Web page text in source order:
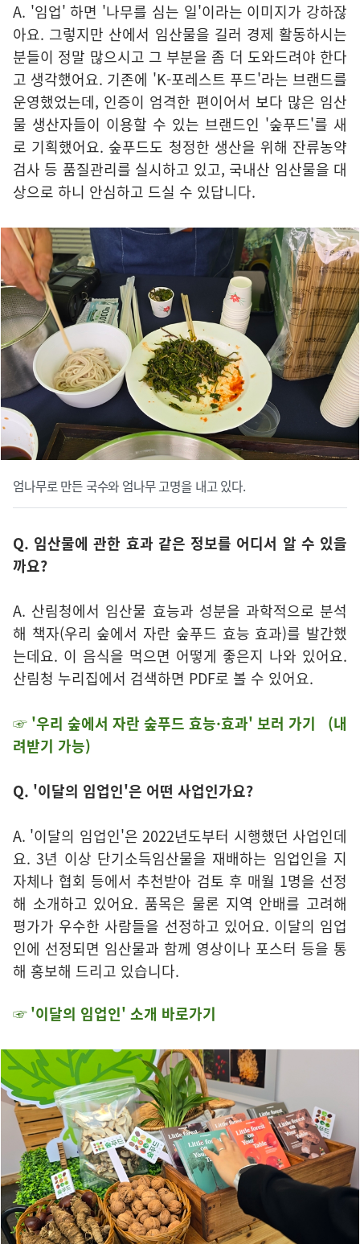
A. '임업' 하면 '나무를 심는 일'이라는 이미지가 강하잖
아요. 그렇지만 산에서 임산물을 길러 경제 활동하시는
분들이 정말 많으시고 그 부분을 좀 더 도와드려야 한다
고 생각했어요. 기존에 'K-포레스트 푸드'라는 브랜드를
운영했었는데, 인증이 엄격한 편이어서 보다 많은 임산
물 생산자들이 이용할 수 있는 브랜드인 '숲푸드'를 새
로 기획했어요. 숲푸드도 청정한 생산을 위해 잔류농약
검사 등 품질관리를 실시하고 있고, 국내산 임산물을 대
상으로 하니 안심하고 드실 수 있답니다.
엄나무로 만든 국수와 엄나무 고명을 내고 있다.
Q. 임산물에 관한 효과 같은 정보를 어디서 알 수 있을
까요?
A. 산림청에서 임산물 효능과 성분을 과학적으로 분석
해 책자(우리 숲에서 자란 숲푸드 효능 효과)를 발간했
는데요. 이 음식을 먹으면 어떻게 좋은지 나와 있어요.
산림청 누리집에서 검색하면 PDF로 볼 수 있어요.
☞ '우리 숲에서 자란 숲푸드 효능·효과' 보러 가기
(내
려받기 가능)
Q. '이달의 임업인'은 어떤 사업인가요?
A. '이달의 임업인'은 2022년도부터 시행했던 사업인데
요. 3년 이상 단기소득임산물을 재배하는 임업인을 지
자체나 협회 등에서 추천받아 검토 후 매월 1명을 선정
해 소개하고 있어요. 품목은 물론 지역 안배를 고려해
평가가 우수한 사람들을 선정하고 있어요. 이달의 임업
인에 선정되면 임산물과 함께 영상이나 포스터 등을 통
해 홍보해 드리고 있습니다.
☞'이달의 임업인' 소개 바로가기